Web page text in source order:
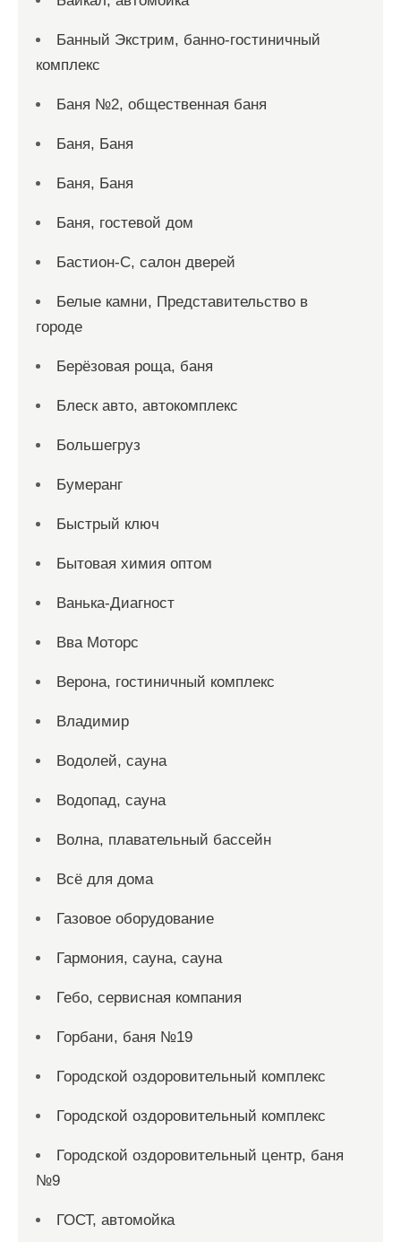
Банный Экстрим, банно-гостиничный
комплекс
Баня №2, общественная баня
Баня, Баня
Баня, Баня
Баня, гостевой дом
Бастион-С, салон дверей
Белые камни, Представительство в
городе
Берёзовая роща, баня
Блеск авто, автокомплекс
Большегруз
Бумеранг
Быстрый ключ
Бытовая химия оптом
Ванька-Диагност
Вва Моторс
Верона, гостиничный комплекс
Владимир
Водолей, сауна
Водопад, сауна
Волна, плавательный бассейн
Всё для дома
Газовое оборудование
Гармония, сауна, сауна
Гебо, сервисная компания
Горбани, баня №19
Городской оздоровительный комплекс
Городской оздоровительный комплекс
Городской оздоровительный центр, баня
№9
ГОСТ, автомойка